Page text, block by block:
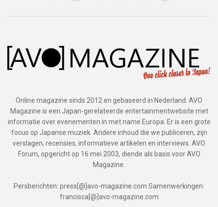
Online magazine sinds 2012 en gebaseerd in Nederland. AVO
Magazine is een Japan-gerelateerde entertainmentwebsite met
informatie over evenementen in met name Europa. Er is een grote
focus op Japanse muziek. Andere inhoud die we publiceren, zijn
verslagen, recensies, informatieve artikelen en interviews. AVO
Forum, opgericht op 16 mei 2003, diende als basis voor AVO
Magazine.
Persberichten: press[@]avo-magazine.com Samenwerkingen:
francisca[@]avo-magazine.com